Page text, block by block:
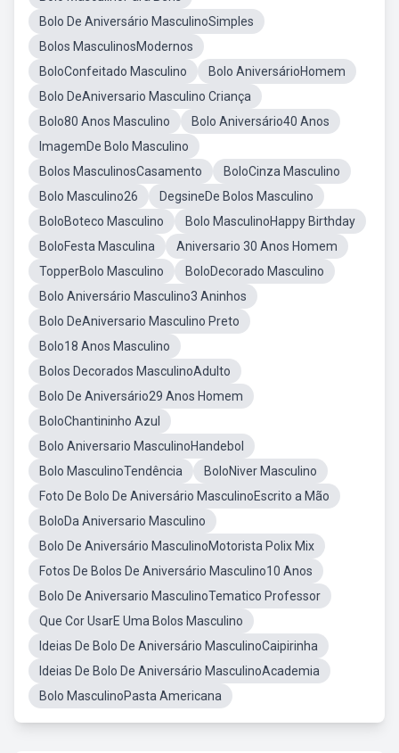
Bolo De Aniversário MasculinoSimples
Bolos MasculinosModernos
BoloConfeitado Masculino
Bolo AniversárioHomem
Bolo DeAniversario Masculino Criança
Bolo80 Anos Masculino
Bolo Aniversário40 Anos
ImagemDe Bolo Masculino
Bolos MasculinosCasamento
BoloCinza Masculino
Bolo Masculino26
DegsineDe Bolos Masculino
BoloBoteco Masculino
Bolo MasculinoHappy Birthday
BoloFesta Masculina
Aniversario 30 Anos Homem
TopperBolo Masculino
BoloDecorado Masculino
Bolo Aniversário Masculino3 Aninhos
Bolo DeAniversario Masculino Preto
Bolo18 Anos Masculino
Bolos Decorados MasculinoAdulto
Bolo De Aniversário29 Anos Homem
BoloChantininho Azul
Bolo Aniversario MasculinoHandebol
Bolo MasculinoTendência
BoloNiver Masculino
Foto De Bolo De Aniversário MasculinoEscrito a Mão
BoloDa Aniversario Masculino
Bolo De Aniversário MasculinoMotorista Polix Mix
Fotos De Bolos De Aniversário Masculino10 Anos
Bolo De Aniversario MasculinoTematico Professor
Que Cor UsarE Uma Bolos Masculino
Ideias De Bolo De Aniversário MasculinoCaipirinha
Ideias De Bolo De Aniversário MasculinoAcademia
Bolo MasculinoPasta Americana